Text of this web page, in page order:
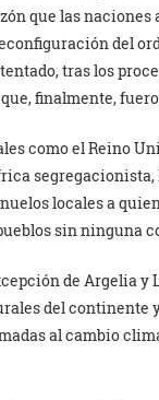
que las
del
tras los
finalmente,
como el Reino
locales a
sin ninguna
de Argelia
del continente
al cambio